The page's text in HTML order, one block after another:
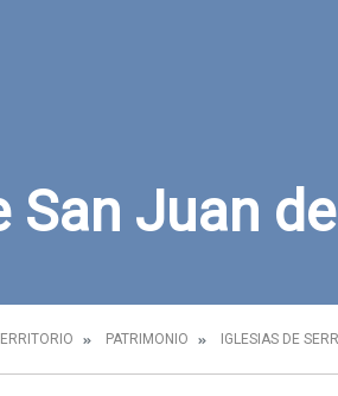
San Juan
PATRIMONIO IGLESIAS DE